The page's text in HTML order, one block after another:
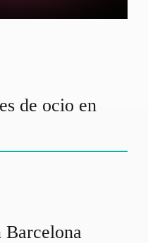
de ocio en
Barcelona